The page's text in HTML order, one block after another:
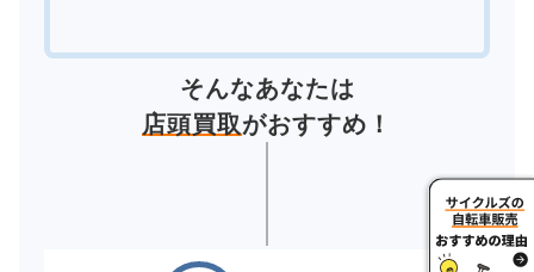
そんなあなたは
店頭買取がおすすめ！